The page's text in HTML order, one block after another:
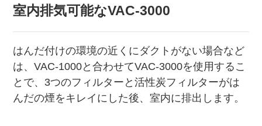
室内排気可能なVAC-3000
はんだ付けの環境の近くにダクトがない場合など
は、VAC-1000と合わせてVAC-3000を使用するこ
とで、3つのフィルターと活性炭フィルターがは
んだの煙をキレイにした後、室内に排出します。